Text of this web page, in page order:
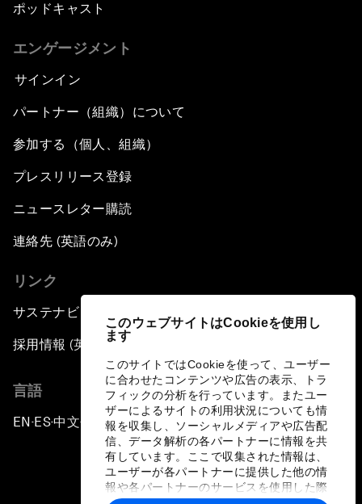
このウェブサイトはCookieを使用し
ます
このサイトではCookieを使って、ユーザー
に合わせたコンテンツや広告の表示、トラ
フィックの分析を行っています。またユー
ザーによるサイトの利用状況についても情
報を収集し、ソーシャルメディアや広告配
信、データ解析の各パートナーに情報を共
有しています。ここで収集された情報は、
ユーザーが各パートナーに提供した他の情
報や各パートナーのサービスを使用した際
ポッドキャスト
エンゲージメント
サインイン
パートナー（組織）について
参加する（個人、組織）
プレスリリース登録
ニュースレター購読
連絡先 (英語のみ)
リンク
サステナビリティへの取り組み
採用情報 (英語のみ)
言語
EN ▪ES▪中文▪ 日本語